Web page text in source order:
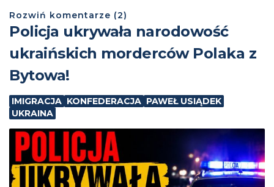
Rozwiń komentarze (2)
Policja ukrywała narodowość
ukraińskich morderców Polaka z
Bytowa!
IMIGRACJA KONFEDERACJA PAWEŁ USIĄDEK
UKRAINA